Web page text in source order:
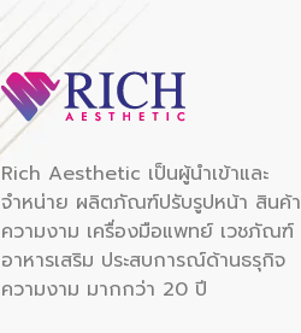
Rich Aesthetic เป็นผู้นำเข้าและ
จำหน่าย ผลิตภัณฑ์ปรับรูปหน้า สินค้า
ความงาม เครื่องมือแพทย์ เวชภัณฑ์
อาหารเสริม ประสบการณ์ด้านธรุกิจ
ความงาม มากกว่า 20 ปี